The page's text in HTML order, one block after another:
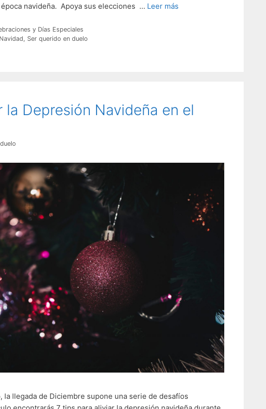
navideña. Apoya sus elecciones … Leer más
y Días Especiales
, Ser querido en duelo
la Depresión Navideña en el
la llegada de Diciembre supone una serie de desafíos